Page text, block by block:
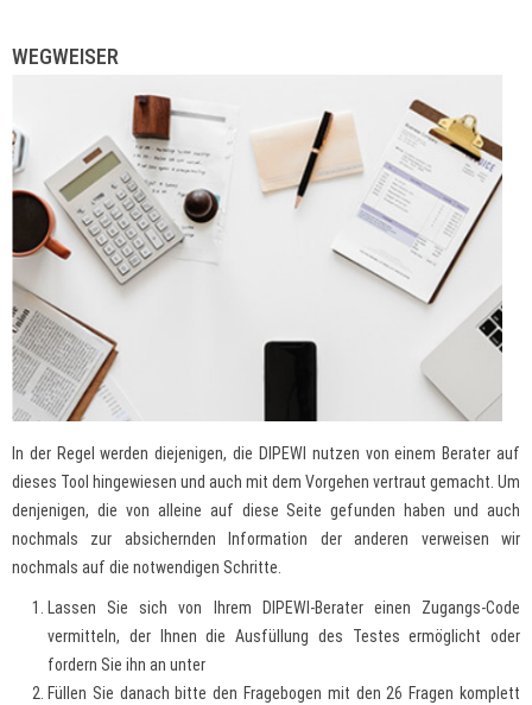
WEGWEISER
In der Regel werden diejenigen, die DIPEWI nutzen von einem Berater auf
dieses Tool hingewiesen und auch mit dem Vorgehen vertraut gemacht. Um
denjenigen, die von alleine auf diese Seite gefunden haben und auch
nochmals zur absichernden Information der anderen verweisen wir
nochmals auf die notwendigen Schritte.
Lassen Sie sich von Ihrem DIPEWI-Berater einen Zugangs-Code
vermitteln, der Ihnen die Ausfüllung des Testes ermöglicht oder
fordern Sie ihn an unter
Füllen Sie danach bitte den Fragebogen mit den 26 Fragen komplett